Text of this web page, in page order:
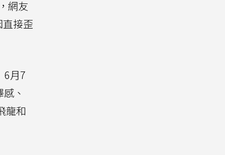
網友
接歪
6月7
、
龍和